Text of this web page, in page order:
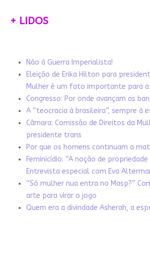
+ LIDOS
Não à Guerra Imperialista!
Eleição de Erika Hilton para
Mulher é um fato importante para a
Congresso: Por onde avançam as
A “teocracia à brasileira”, sempre à
Câmara: Comissão de Direitos da
presidente trans
Por que os homens continuam a
Feminicídio: “A noção de
Entrevista especial com Eva
“Só mulher nua entra no Masp?”
arte para virar o jogo
Quem era a divindade Asherah, a